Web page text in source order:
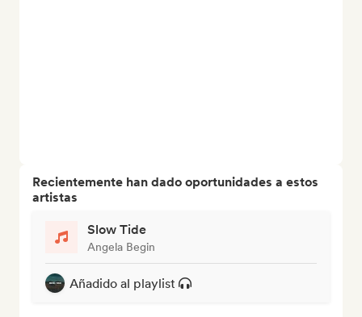
Recientemente han dado oportunidades a estos
artistas
Slow Tide
Angela Begin
Añadido al playlist